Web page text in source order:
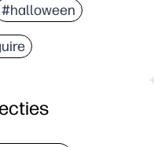
#halloween